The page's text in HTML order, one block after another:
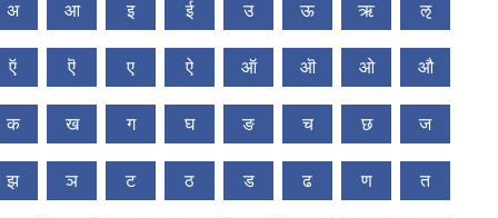
अ आ इ ई उ ऊ ऋ ऌ
ऍ ऎ ए ऐ ऑ ऒ ओ औ
क ख ग घ ङ च छ ज
झ ञ ट ठ ड ढ ण त